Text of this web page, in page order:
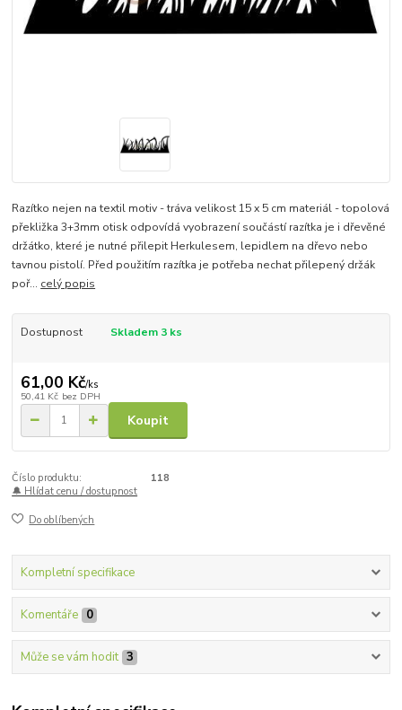
Razítko nejen na textil motiv - tráva velikost 15 x 5 cm materiál - topolová
překližka 3+3mm otisk odpovídá vyobrazení součástí razítka je i dřevěné
držátko, které je nutné přilepit Herkulesem, lepidlem na dřevo nebo
tavnou pistolí. Před použitím razítka je potřeba nechat přilepený držák
poř... celý popis
Dostupnost Skladem 3 ks
61,00 Kč/ks
50,41 Kč bez DPH
Koupit
Číslo produktu:
118
🔔 Hlídat cenu / dostupnost
Do oblíbených
Kompletní specifikace
Komentáře 0
Může se vám hodit 3